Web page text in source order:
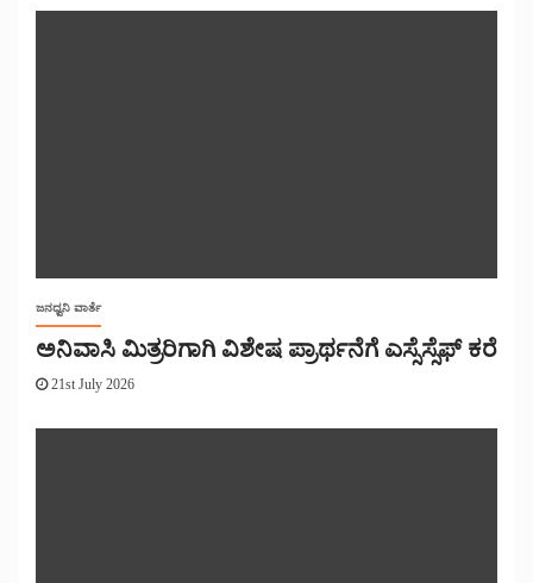
ಜನಧ್ವನಿ ವಾರ್ತೆ
ಅನಿವಾಸಿ ಮಿತ್ರರಿಗಾಗಿ ವಿಶೇಷ ಪ್ರಾರ್ಥನೆಗೆ ಎಸ್ಸೆಸ್ಸೆಫ್ ಕರೆ
21st July 2026